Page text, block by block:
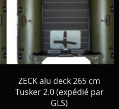
ZECK alu deck 265 cm
Tusker 2.0 (expédié par
GLS)